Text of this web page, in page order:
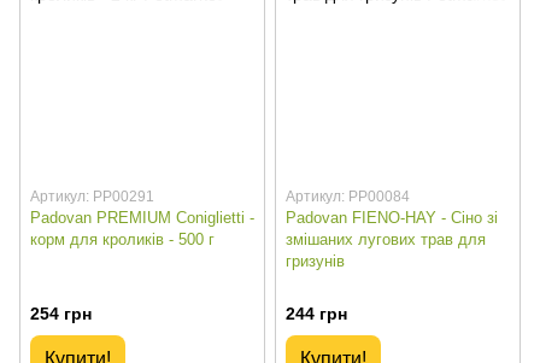
Артикул: PP00291
Padovan PREMIUM Coniglietti -
корм для кроликів - 500 г
254 грн
Артикул: PP00084
Padovan FIENO-HAY - Сіно зі
змішаних лугових трав для
гризунів
244 грн